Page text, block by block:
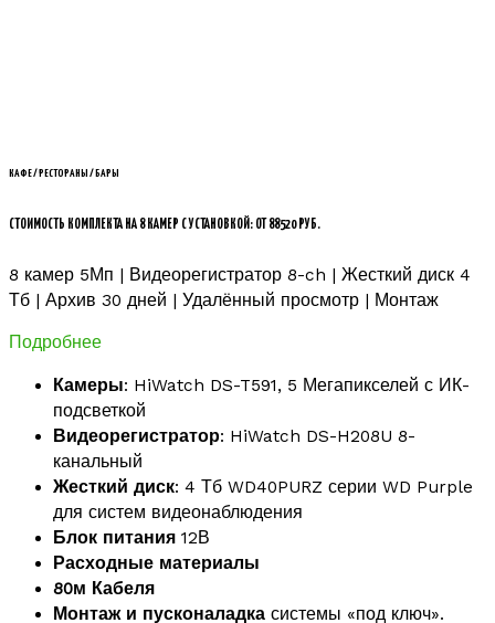
КАФЕ / РЕСТОРАНЫ / БАРЫ
СТОИМОСТЬ КОМПЛЕКТА НА 8 КАМЕР С УСТАНОВКОЙ: ОТ 88520 РУБ.
8 камер 5Мп | Видеорегистратор 8-ch | Жесткий диск 4
Тб | Архив 30 дней | Удалённый просмотр | Монтаж
Подробнее
Камеры: HiWatch DS-T591, 5 Мегапикселей с ИК-
подсветкой
Видеорегистратор: HiWatch DS-H208U 8-
канальный
Жесткий диск: 4 Тб WD40PURZ серии WD Purple
для систем видеонаблюдения
Блок питания 12В
Расходные материалы
80м Кабеля
Монтаж и пусконаладка системы «под ключ».